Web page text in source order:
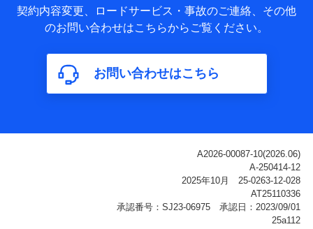
基本情報
氏名、電話番号、メールアドレス、お客さまの識別子、
属性、連絡先、dポイントサービスのご利用に関する情
構成、住所、dポイント残高、dポイント利用履歴などが
含まれます。
利用情報
ご契約状態・ご利用履歴インターネット利用時の行動に
関する情報、アプリケーション利用時の行動に関する情
報、購入されたサービスや商品の名称・購入場所・決済
に関する情報、アンケートの回答に関する情報などが含
契約内容変更、ロードサービス・事故のご連絡、その他
のお問い合わせはこちらからご覧ください。
お問い合わせはこちら